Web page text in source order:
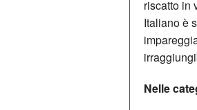
riscatto in
Italiano è
Nelle